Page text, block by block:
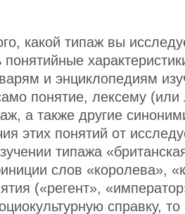
какой типаж вы
понятийные
и энциклопедиям
понятие, лексему
а также другие
этих понятий от
типажа
слов «королева»,
(«регент»,
справку, то